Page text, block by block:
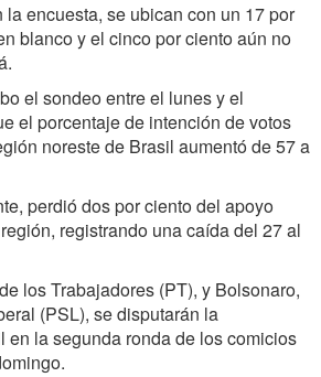
encuesta, se ubican con un 17 por
blanco y el cinco por ciento aún no
el sondeo entre el lunes y el
el porcentaje de intención de votos
noreste de Brasil aumentó de 57 a
perdió dos por ciento del apoyo
registrando una caída del 27 al
los Trabajadores (PT), y Bolsonaro,
(PSL), se disputarán la
en la segunda ronda de los comicios